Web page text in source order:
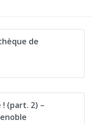
de
! (part. 2) –